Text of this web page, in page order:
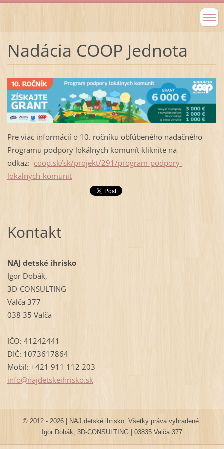
Nadácia COOP Jednota
Pre viac informácií o 10. ročníku obľúbeného nadačného
Programu podpory lokálnych komunít kliknite na
odkaz: coop.sk/sk/projekt/291/program-podpory-
lokalnych-komunit
Kontakt
NAJ detské ihrisko
Igor Dobák,
3D-CONSULTING
Valča 377
038 35 Valča
IČO: 41242441
DIČ: 1073617864
Mobil: +421 911 112 203
info@najdetskeihrisko.sk
© 2012 - 2026 | NAJ detské ihrisko. Všetky práva vyhradené.
Igor Dobák, 3D-CONSULTING | 03835 Valča 377